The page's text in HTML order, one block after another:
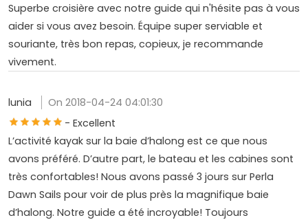
Superbe croisière avec notre guide qui n'hésite pas à vous
aider si vous avez besoin. Équipe super serviable et
souriante, très bon repas, copieux, je recommande
vivement.
lunia
On 2018-04-24 04:01:30
- Excellent
L’activité kayak sur la baie d’halong est ce que nous
avons préféré. D’autre part, le bateau et les cabines sont
très confortables! Nous avons passé 3 jours sur Perla
Dawn Sails pour voir de plus près la magnifique baie
d’halong. Notre guide a été incroyable! Toujours